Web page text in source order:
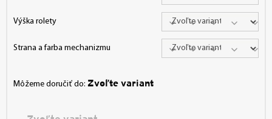
Výška rolety
Strana a farba mechanizmu
Môžeme doručiť do: Zvoľte variant